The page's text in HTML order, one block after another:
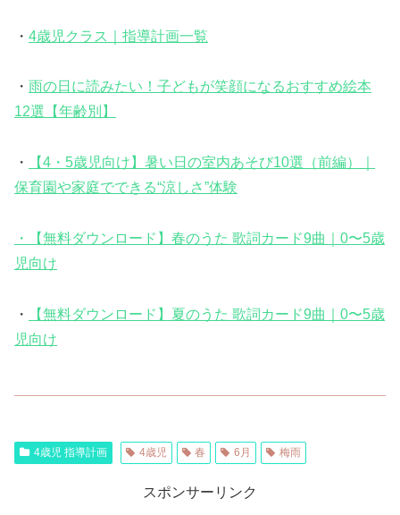
・ 4歳児クラス｜指導計画一覧
・ 雨の日に読みたい！子どもが笑顔になるおすすめ絵本
12選【年齢別】
・
【4・5歳児向け】暑い日の室内あそび10選（前編）｜
保育園や家庭でできる“涼しさ”体験
・【無料ダウンロード】春のうた 歌詞カード9曲｜0〜5歳
児向け
・
【無料ダウンロード】夏のうた 歌詞カード9曲｜0〜5歳
児向け
4歳児 指導計画 4歳児 春 6月 梅雨
スポンサーリンク